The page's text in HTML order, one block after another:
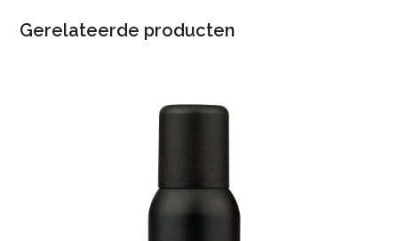
Gerelateerde producten